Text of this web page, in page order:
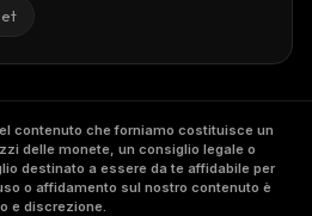
contenuto che forniamo costituisce un
delle monete, un consiglio legale o
destinato a essere da te affidabile per
o affidamento sul nostro contenuto è
e discrezione.